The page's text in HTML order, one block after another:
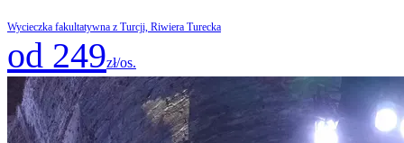
Wycieczka fakultatywna z Turcji, Riwiera Turecka
od 249zł/os.